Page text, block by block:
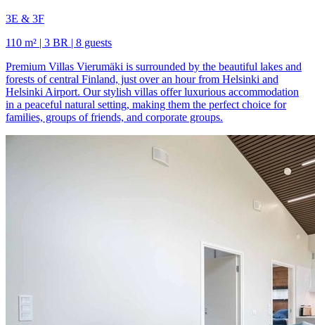
3E & 3F
110 m² | 3 BR | 8 guests
Premium Villas Vierumäki is surrounded by the beautiful lakes and
forests of central Finland, just over an hour from Helsinki and
Helsinki Airport. Our stylish villas offer luxurious accommodation
in a peaceful natural setting, making them the perfect choice for
families, groups of friends, and corporate groups.